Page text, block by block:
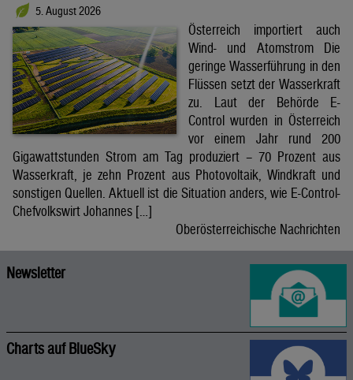
5. August 2026
Österreich importiert auch
Wind- und Atomstrom Die
geringe Wasserführung in den
Flüssen setzt der Wasserkraft
zu. Laut der Behörde E-
Control wurden in Österreich
vor einem Jahr rund 200
Gigawattstunden Strom am Tag produziert – 70 Prozent aus
Wasserkraft, je zehn Prozent aus Photovoltaik, Windkraft und
sonstigen Quellen. Aktuell ist die Situation anders, wie E-Control-
Chefvolkswirt Johannes […]
Oberösterreichische Nachrichten
Newsletter
Charts auf BlueSky